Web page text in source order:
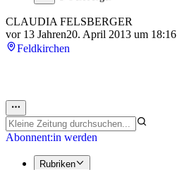
CLAUDIA FELSBERGER
vor 13 Jahren20. April 2013 um 18:16
Feldkirchen
Abonnent:in werden
Rubriken